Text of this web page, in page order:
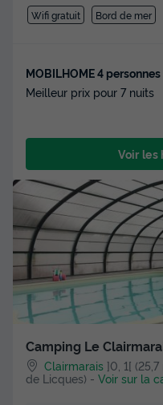
Wifi gratuit Bord de mer
MOBILHOME 4
Meilleur prix pour 7 nuits
Voir les
Camping Le
Clairmarais ]0, 1[
de Licques) - Voir sur la